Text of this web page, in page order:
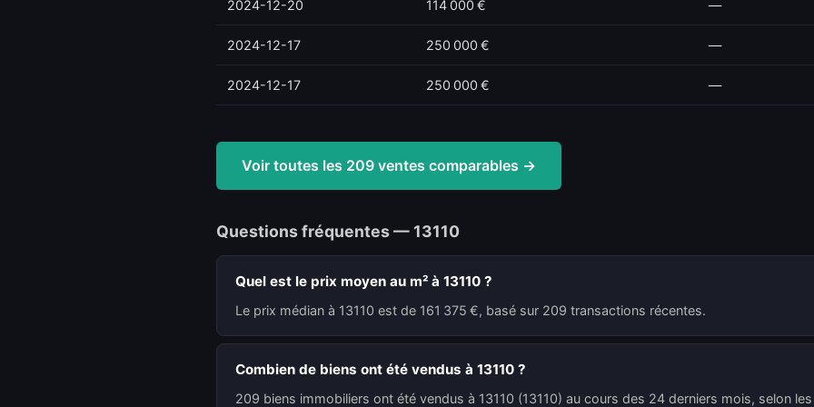
2024-12-20 114 000 € —
2024-12-17 250 000 € —
2024-12-17 250 000 € —
Voir toutes les 209 ventes comparables →
Questions fréquentes — 13110
Quel est le prix moyen au m² à 13110 ?
Le prix médian à 13110 est de 161 375 €, basé sur 209 transactions récentes.
Combien de biens ont été vendus à 13110 ?
209 biens immobiliers ont été vendus à 13110 (13110) au cours des 24 derniers mois, selon